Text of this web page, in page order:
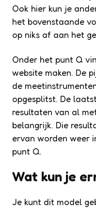
Ook hier kun je
het bovenstaande
op niks af aan het
Onder het punt Q
website maken. De
de
opgesplitst. De
resultaten van al
belangrijk. Die
ervan worden weer
punt Q.
Wat kun je
Je kunt dit model